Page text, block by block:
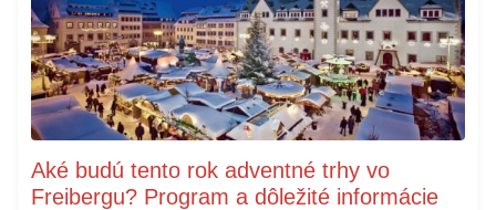
Aké budú tento rok adventné trhy vo
Freibergu? Program a dôležité informácie